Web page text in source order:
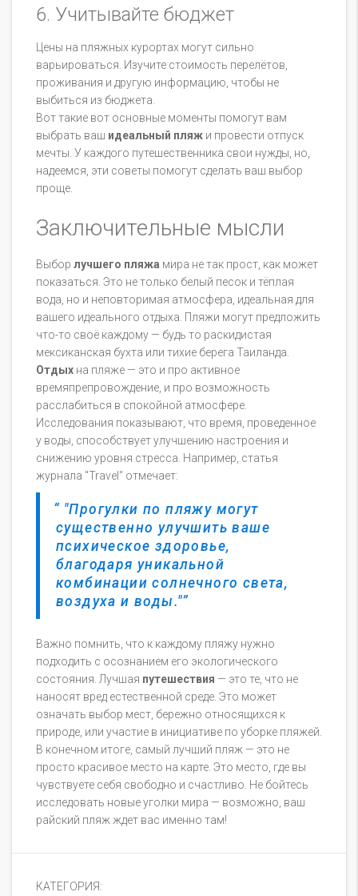
6. Учитывайте бюджет
Цены на пляжных курортах могут сильно
варьироваться. Изучите стоимость перелётов,
проживания и другую информацию, чтобы не
выбиться из бюджета.
Вот такие вот основные моменты помогут вам
выбрать ваш идеальный пляж и провести отпуск
мечты. У каждого путешественника свои нужды, но,
надеемся, эти советы помогут сделать ваш выбор
проще.
Заключительные мысли
Выбор лучшего пляжа мира не так прост, как может
показаться. Это не только белый песок и тёплая
вода, но и неповторимая атмосфера, идеальная для
вашего идеального отдыха. Пляжи могут предложить
что-то своё каждому — будь то раскидистая
мексиканская бухта или тихие берега Таиланда.
Отдых на пляже — это и про активное
времяпрепровождение, и про возможность
расслабиться в спокойной атмосфере.
Исследования показывают, что время, проведенное
у воды, способствует улучшению настроения и
снижению уровня стресса. Например, статья
журнала "Travel" отмечает:
"Прогулки по пляжу могут
существенно улучшить ваше
психическое здоровье,
благодаря уникальной
комбинации солнечного света,
воздуха и воды."
Важно помнить, что к каждому пляжу нужно
подходить с осознанием его экологического
состояния. Лучшая путешествия — это те, что не
наносят вред естественной среде. Это может
означать выбор мест, бережно относящихся к
природе, или участие в инициативе по уборке пляжей.
В конечном итоге, самый лучший пляж — это не
просто красивое место на карте. Это место, где вы
чувствуете себя свободно и счастливо. Не бойтесь
исследовать новые уголки мира — возможно, ваш
райский пляж ждет вас именно там!
КАТЕГОРИЯ: